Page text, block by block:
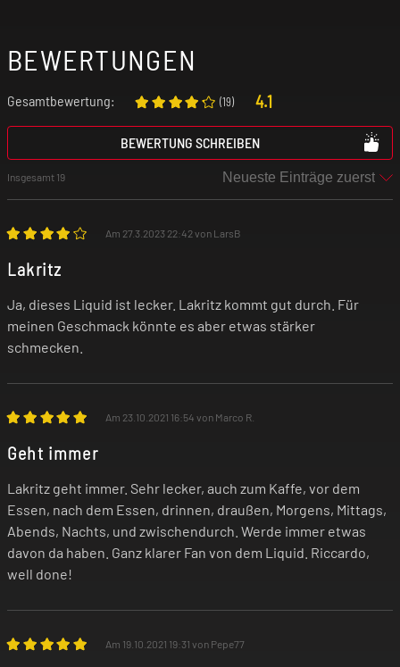
BEWERTUNGEN
Gesamtbewertung: (19) 4.1
BEWERTUNG SCHREIBEN
Insgesamt 19
Am 27.3.2023 22:42 von LarsB
Lakritz
Ja, dieses Liquid ist lecker. Lakritz kommt gut durch. Für
meinen Geschmack könnte es aber etwas stärker
schmecken.
Am 23.10.2021 16:54 von Marco R.
Geht immer
Lakritz geht immer. Sehr lecker, auch zum Kaffe, vor dem
Essen, nach dem Essen, drinnen, draußen, Morgens, Mittags,
Abends, Nachts, und zwischendurch. Werde immer etwas
davon da haben. Ganz klarer Fan von dem Liquid. Riccardo,
well done!
Am 19.10.2021 19:31 von Pepe77